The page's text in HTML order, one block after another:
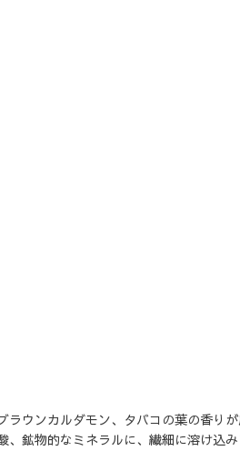
ウンカルダモン、タバコの葉の香り
鉱物的なミネラルに、繊細に溶け込